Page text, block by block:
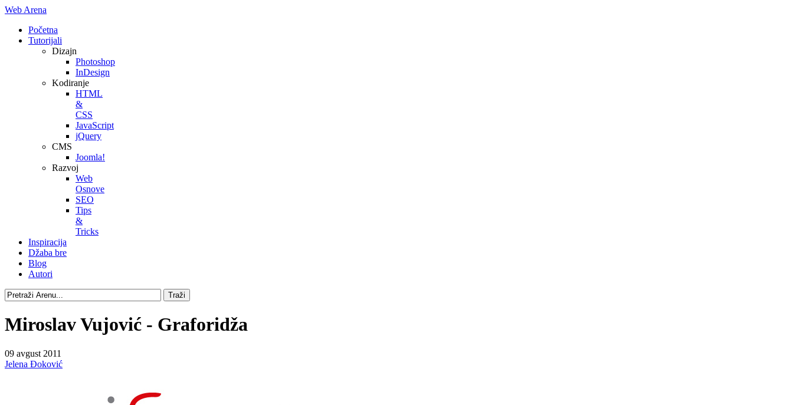
Web Arena
Početna
Tutorijali
Dizajn
Photoshop
InDesign
Kodiranje
HTML
&
CSS
JavaScript
jQuery
CMS
Joomla!
Razvoj
Web
Osnove
SEO
Tips
&
Tricks
Inspiracija
Džaba bre
Blog
Autori
Miroslav Vujović - Graforidža
09 avgust 2011
Jelena Đoković